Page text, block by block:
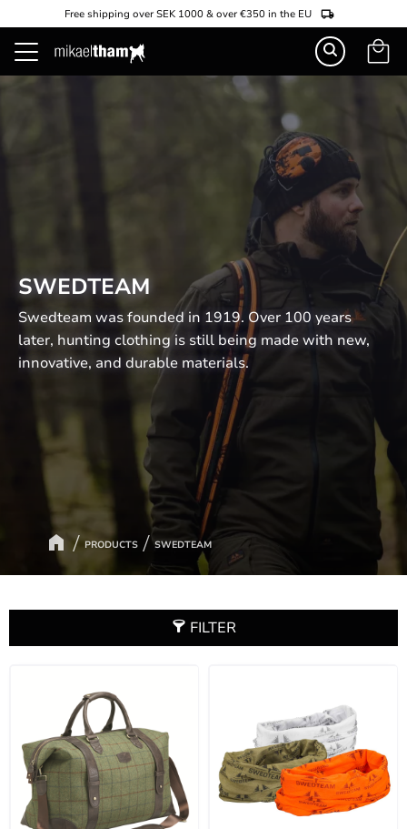
Menu
Free shipping over SEK 1000 & over €350 in the EU
Basket
PRODUCTS SWEDTEAM
SWEDTEAM
Swedteam was founded in 1919. Over 100 years
later, hunting clothing is still being made with new,
innovative, and durable materials.
FILTER